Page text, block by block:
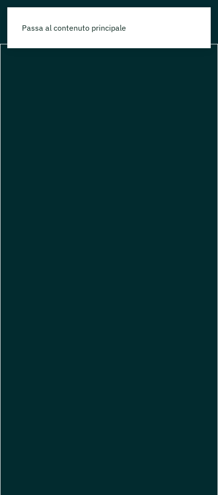
Passa al contenuto principale